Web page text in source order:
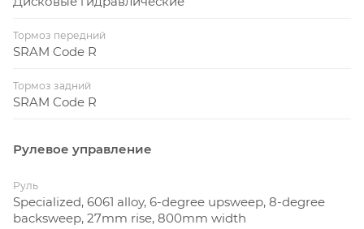
Тормоз передний
SRAM Code R
Тормоз задний
SRAM Code R
Рулевое управление
Руль
Specialized, 6061 alloy, 6-degree upsweep, 8-degree
backsweep, 27mm rise, 800mm width